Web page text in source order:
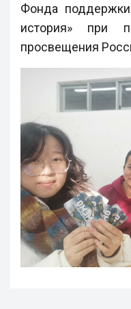
Фонда
история» при
просвещения